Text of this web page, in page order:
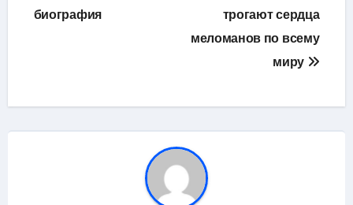
биография
трогают сердца
меломанов по всему
миру